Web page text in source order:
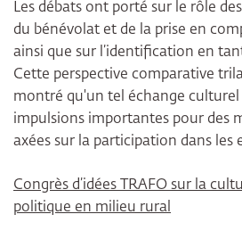
Les débats ont porté sur le rôle
du bénévolat et de la prise en
ainsi que sur l’identification en
Cette perspective comparative
montré qu'un tel échange culturel
impulsions importantes pour des
axées sur la participation dans les
Congrès d’idées TRAFO sur la
politique en milieu rural